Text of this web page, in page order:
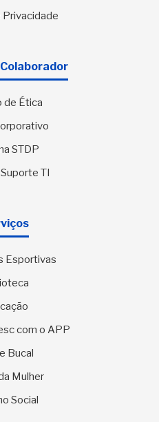
Privacidade
de Ética
STDP
TI
Esportivas
com o APP
Bucal
Mulher
Social